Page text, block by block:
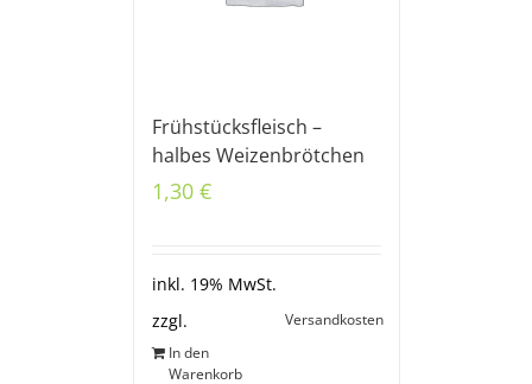
Frühstücksfleisch –
halbes Weizenbrötchen
1,30 €
inkl. 19% MwSt.
zzgl.
Versandkosten
In den
Warenkorb